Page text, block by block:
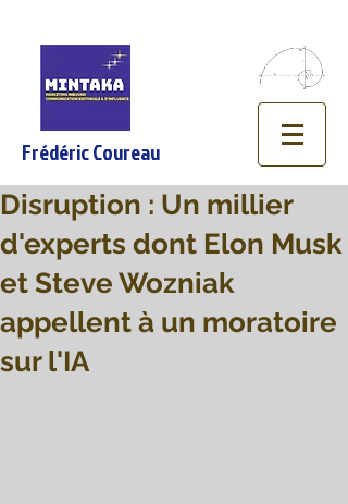
Frédéric Coureau
Disruption : Un millier
d'experts dont Elon Musk
et Steve Wozniak
appellent à un moratoire
sur l'IA